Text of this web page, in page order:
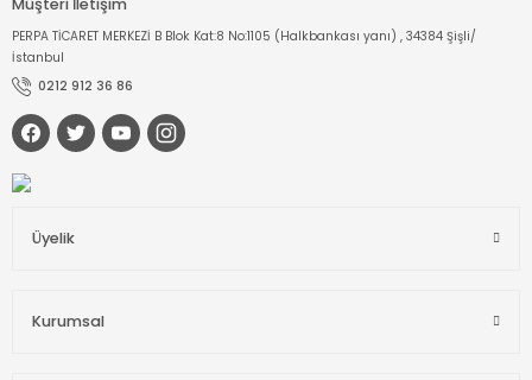
Müşteri İletişim
PERPA TİCARET MERKEZİ B Blok Kat:8 No:1105 (Halkbankası yanı) , 34384 Şişli/
İstanbul
0212 912 36 86
Üyelik
Kurumsal